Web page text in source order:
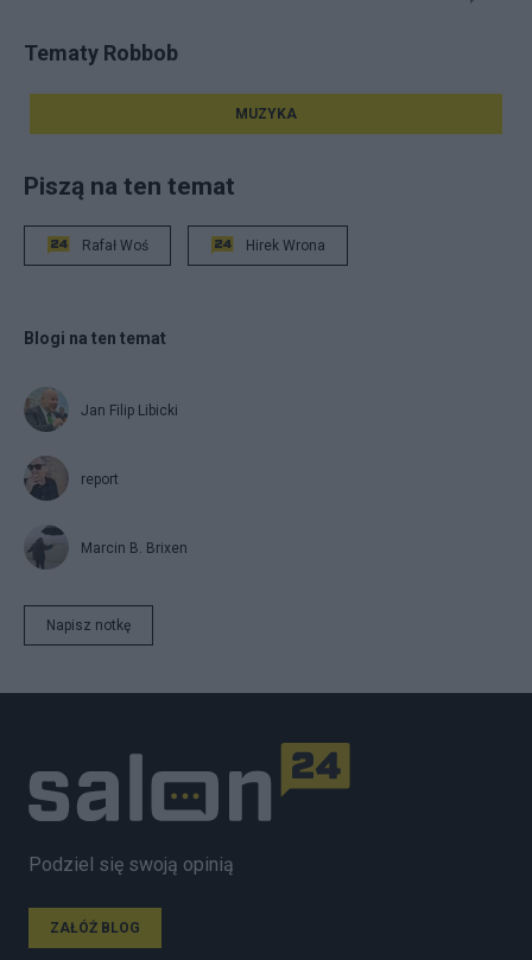
Tematy Robbob
MUZYKA
Piszą na ten temat
Rafał Woś Hirek Wrona
Blogi na ten temat
Jan Filip Libicki
report
Marcin B. Brixen
Napisz notkę
Podziel się swoją opinią
ZAŁÓŻ BLOG